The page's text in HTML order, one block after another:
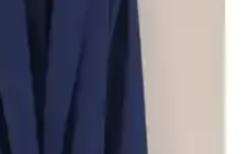
Bornoz ve Dama Serisi
kullanıcı deneyimleri açısından
ve pamuk iç astar, uzun boy ve